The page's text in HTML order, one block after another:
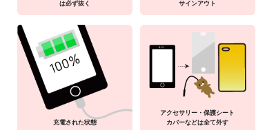
は必ず抜く
サインアウト
充電された状態
アクセサリー・保護シート
カバーなどは全て外す